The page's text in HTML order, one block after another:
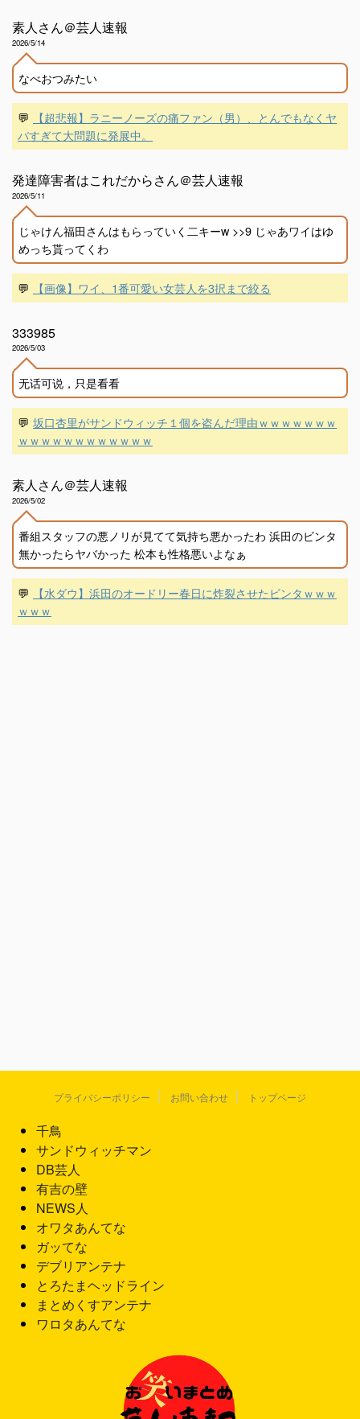
素人さん＠芸人速報
2026/5/14
なべおつみたい
💬
【超悲報】ラニーノーズの痛ファン（男）、とんでもなくヤ
バすぎて大問題に発展中。
発達障害者はこれだからさん＠芸人速報
2026/5/11
じゃけん福田さんはもらっていく二キーw >>9 じゃあワイはゆ
めっち貰ってくわ
💬 【画像】ワイ、1番可愛い女芸人を3択まで絞る
333985
2026/5/03
无话可说，只是看看
💬 坂口杏里がサンドウィッチ１個を盗んだ理由ｗｗｗｗｗｗｗ
ｗｗｗｗｗｗｗｗｗｗｗｗ
素人さん＠芸人速報
2026/5/02
番組スタッフの悪ノリが見てて気持ち悪かったわ 浜田のビンタ
無かったらヤバかった 松本も性格悪いよなぁ
💬
【水ダウ】浜田のオードリー春日に炸裂させたビンタｗｗｗ
ｗｗｗ
プライバシーポリシー お問い合わせ トップページ
千鳥
サンドウィッチマン
DB芸人
有吉の壁
NEWS人
オワタあんてな
ガッてな
デブリアンテナ
とろたまヘッドライン
まとめくすアンテナ
ワロタあんてな